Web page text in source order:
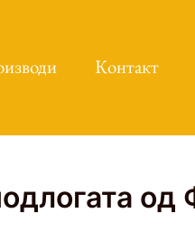
Контакт
од